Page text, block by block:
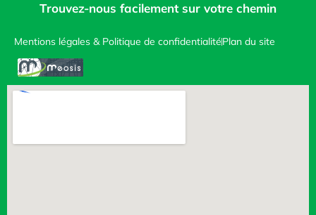
Trouvez-nous facilement sur votre chemin
Mentions légales & Politique de confidentialitéPlan du site